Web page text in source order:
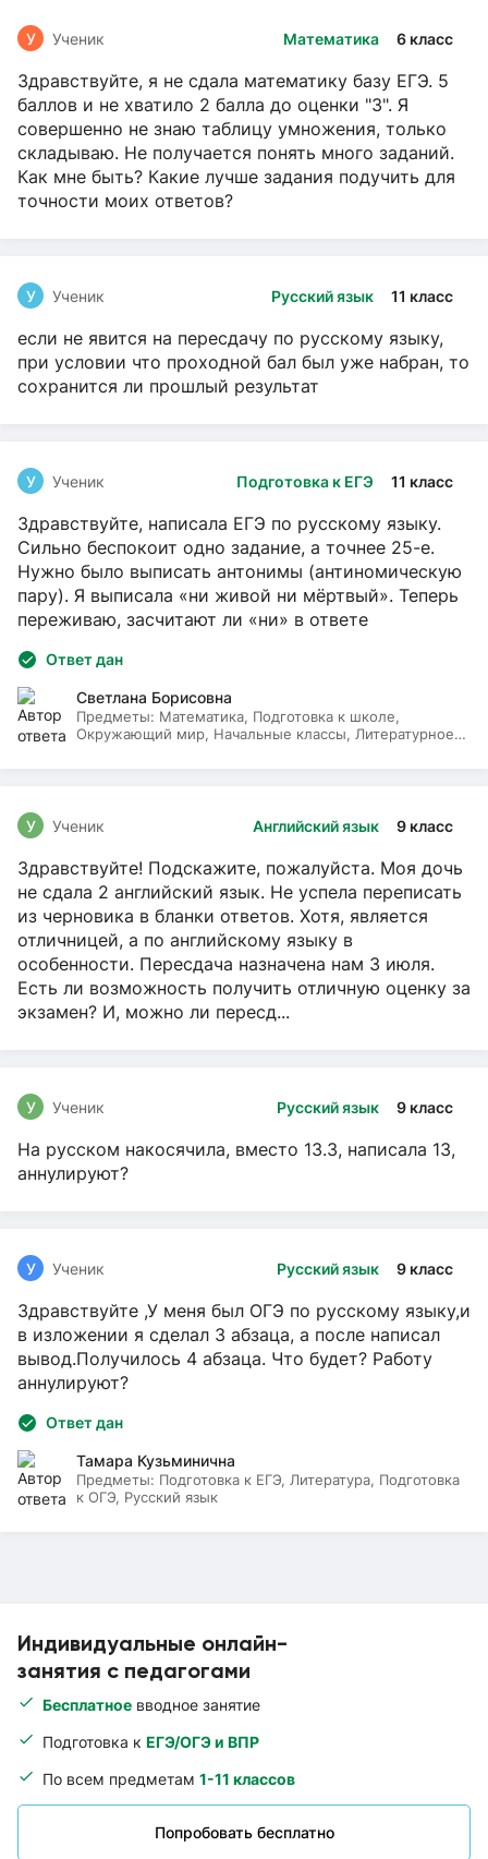
Индивидуальные онлайн-
занятия с педагогами
Бесплатное вводное занятие
Подготовка к ЕГЭ/ОГЭ и ВПР
По всем предметам 1-11 классов
Попробовать бесплатно
Математика 6 класс
У Ученик
Здравствуйте, я не сдала математику базу ЕГЭ. 5
баллов и не хватило 2 балла до оценки "3". Я
совершенно не знаю таблицу умножения, только
складываю. Не получается понять много заданий.
Как мне быть? Какие лучше задания подучить для
точности моих ответов?
Русский язык 11 класс
У Ученик
если не явится на пересдачу по русскому языку,
при условии что проходной бал был уже набран, то
сохранится ли прошлый результат
Подготовка к ЕГЭ 11 класс
У Ученик
Здравствуйте, написала ЕГЭ по русскому языку.
Сильно беспокоит одно задание, а точнее 25-е.
Нужно было выписать антонимы (антиномическую
пару). Я выписала «ни живой ни мёртвый». Теперь
переживаю, засчитают ли «ни» в ответе
Ответ дан
Светлана Борисовна
Предметы: Математика, Подготовка к школе,
Окружающий мир, Начальные классы, Литературное
Английский язык 9 класс
У Ученик
Здравствуйте! Подскажите, пожалуйста. Моя дочь
не сдала 2 английский язык. Не успела переписать
из черновика в бланки ответов. Хотя, является
отличницей, а по английскому языку в
особенности. Пересдача назначена нам 3 июля.
Есть ли возможность получить отличную оценку за
экзамен? И, можно ли пересд...
Русский язык 9 класс
У Ученик
На русском накосячила, вместо 13.3, написала 13,
аннулируют?
Русский язык 9 класс
У Ученик
Здравствуйте ,У меня был ОГЭ по русскому языку,и
в изложении я сделал 3 абзаца, а после написал
вывод.Получилось 4 абзаца. Что будет? Работу
аннулируют?
Ответ дан
Тамара Кузьминична
Предметы: Подготовка к ЕГЭ, Литература, Подготовка
к ОГЭ, Русский язык